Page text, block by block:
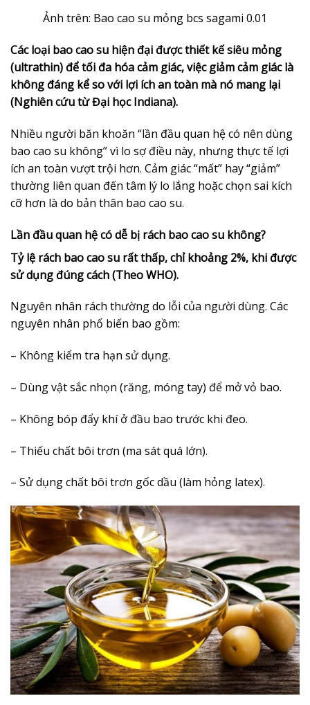
Ảnh trên: Bao cao su mỏng bcs sagami 0.01
Các loại bao cao su hiện đại được thiết kế siêu mỏng
(ultrathin) để tối đa hóa cảm giác, việc giảm cảm giác là
không đáng kể so với lợi ích an toàn mà nó mang lại
(Nghiên cứu từ Đại học Indiana).
Nhiều người băn khoăn “lần đầu quan hệ có nên dùng
bao cao su không” vì lo sợ điều này, nhưng thực tế lợi
ích an toàn vượt trội hơn. Cảm giác “mất” hay “giảm”
thường liên quan đến tâm lý lo lắng hoặc chọn sai kích
cỡ hơn là do bản thân bao cao su.
Lần đầu quan hệ có dễ bị rách bao cao su không?
Tỷ lệ rách bao cao su rất thấp, chỉ khoảng 2%, khi được
sử dụng đúng cách (Theo WHO).
Nguyên nhân rách thường do lỗi của người dùng. Các
nguyên nhân phổ biến bao gồm:
– Không kiểm tra hạn sử dụng.
– Dùng vật sắc nhọn (răng, móng tay) để mở vỏ bao.
– Không bóp đẩy khí ở đầu bao trước khi đeo.
– Thiếu chất bôi trơn (ma sát quá lớn).
– Sử dụng chất bôi trơn gốc dầu (làm hỏng latex).